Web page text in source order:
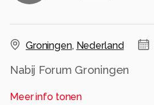
Groningen, Nederland
Nabij Forum Groningen
Alle rechten voorbehouden
Meer info tonen